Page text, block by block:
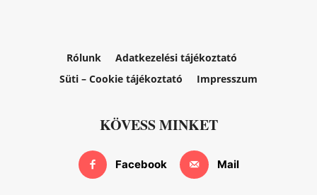
Rólunk
Adatkezelési tájékoztató
Süti – Cookie tájékoztató
Impresszum
KÖVESS MINKET
Facebook Mail